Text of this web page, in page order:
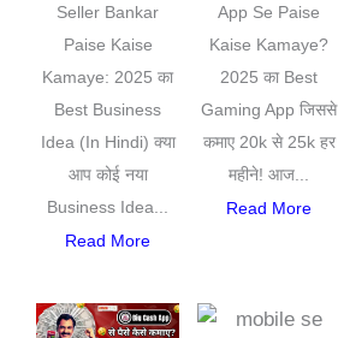
Seller Bankar
Paise Kaise
Kamaye: 2025 का
Best Business
Idea (In Hindi) क्या
आप कोई नया
Business Idea...
Read More
App Se Paise
Kaise Kamaye?
2025 का Best
Gaming App जिससे
कमाए 20k से 25k हर
महीने! आज...
Read More